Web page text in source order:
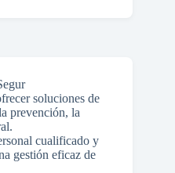
soluciones de
prevención, la
cualificado y
gestión eficaz de